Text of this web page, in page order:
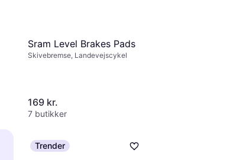
Sram Level Brakes Pads
Skivebremse, Landevejscykel
169 kr.
7 butikker
Trender